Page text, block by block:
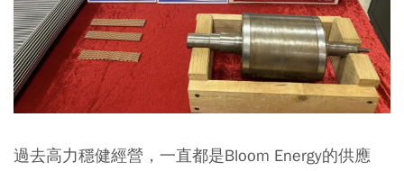
過去高力穩健經營，一直都是Bloom Energy的供應